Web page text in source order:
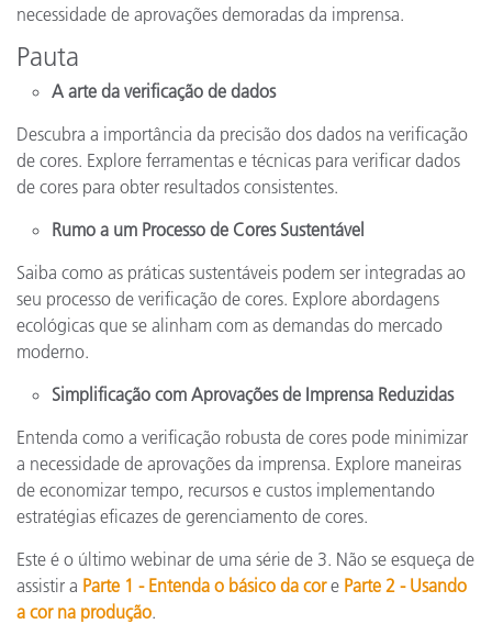
necessidade de aprovações demoradas da imprensa.
Pauta
A arte da verificação de dados
Descubra a importância da precisão dos dados na verificação
de cores. Explore ferramentas e técnicas para verificar dados
de cores para obter resultados consistentes.
Rumo a um Processo de Cores Sustentável
Saiba como as práticas sustentáveis podem ser integradas ao
seu processo de verificação de cores. Explore abordagens
ecológicas que se alinham com as demandas do mercado
moderno.
Simplificação com Aprovações de Imprensa Reduzidas
Entenda como a verificação robusta de cores pode minimizar
a necessidade de aprovações da imprensa. Explore maneiras
de economizar tempo, recursos e custos implementando
estratégias eficazes de gerenciamento de cores.
Este é o último webinar de uma série de 3. Não se esqueça de
assistir a Parte 1 - Entenda o básico da core Parte 2 - Usando
a cor na produção.